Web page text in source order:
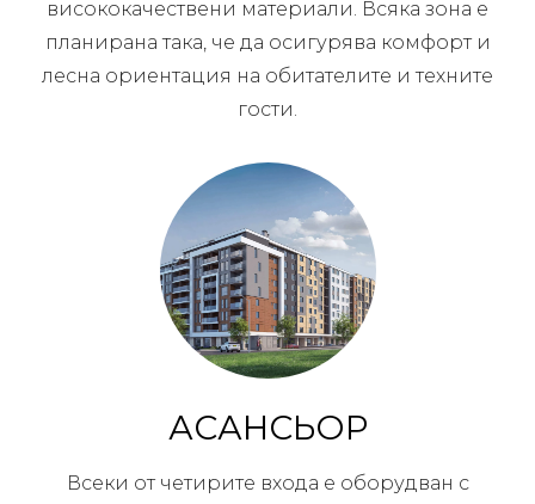
висококачествени материали. Всяка зона е
планирана така, че да осигурява комфорт и
лесна ориентация на обитателите и техните
гости.
АСАНСЬОР
Всеки от четирите входа е оборудван с